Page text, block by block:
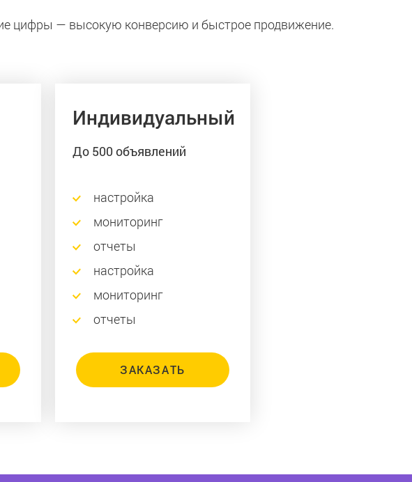
цифры — высокую конверсию и быстрое продвижение.
Индивидуальный
До 500 объявлений
настройка
мониторинг
отчеты
настройка
мониторинг
отчеты
ЗАКАЗАТЬ